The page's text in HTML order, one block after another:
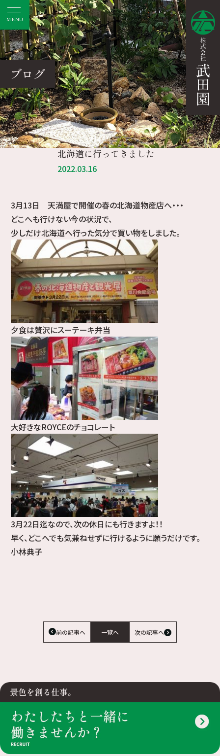
MENU
ブログ
北海道に行ってきました
2022.03.16
3月13日 天満屋で開催の春の北海道物産店へ・・・
どこへも行けない今の状況で、
少しだけ北海道へ行った気分で買い物をしました。
夕食は贅沢にスーテーキ弁当
大好きなROYCEのチョコレート
3月22日迄なので、次の休日にも行きますよ！！
早く、どこへでも気兼ねせずに行けるように願うだけです。
小林典子
前の記事へ 一覧へ 次の記事へ